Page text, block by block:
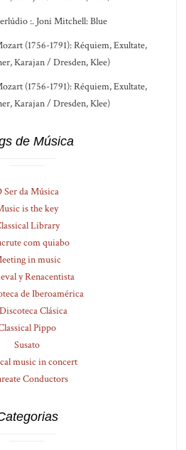
:. Joni Mitchell: Blue
(1756-1791): Réquiem, Exultate,
Karajan / Dresden, Klee)
(1756-1791): Réquiem, Exultate,
Karajan / Dresden, Klee)
de Música
Ser da Música
is the key
Library
com quiabo
in music
y Renacentista
de Iberoamérica
Clásica
Pippo
Susato
music in concert
Conductors